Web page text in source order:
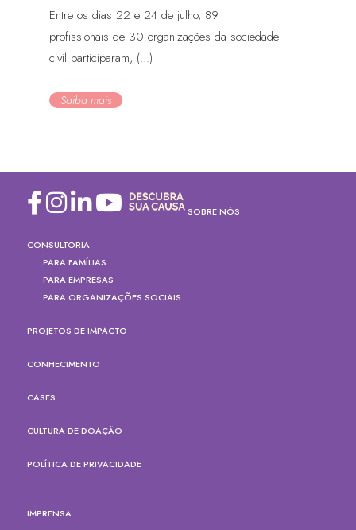
Entre os dias 22 e 24 de julho, 89
profissionais de 30 organizações da sociedade
civil participaram, (...)
Saiba mais
SOBRE NÓS
CONSULTORIA
PARA FAMÍLIAS
PARA EMPRESAS
PARA ORGANIZAÇÕES SOCIAIS
PROJETOS DE IMPACTO
CONHECIMENTO
CASES
CULTURA DE DOAÇÃO
POLÍTICA DE PRIVACIDADE
IMPRENSA